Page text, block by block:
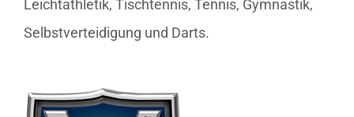
Leichtathletik, Tischtennis, Tennis, Gymnastik,
Selbstverteidigung und Darts.